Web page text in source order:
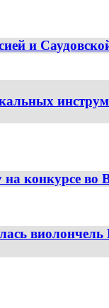
и
конкурсе во
виолончель